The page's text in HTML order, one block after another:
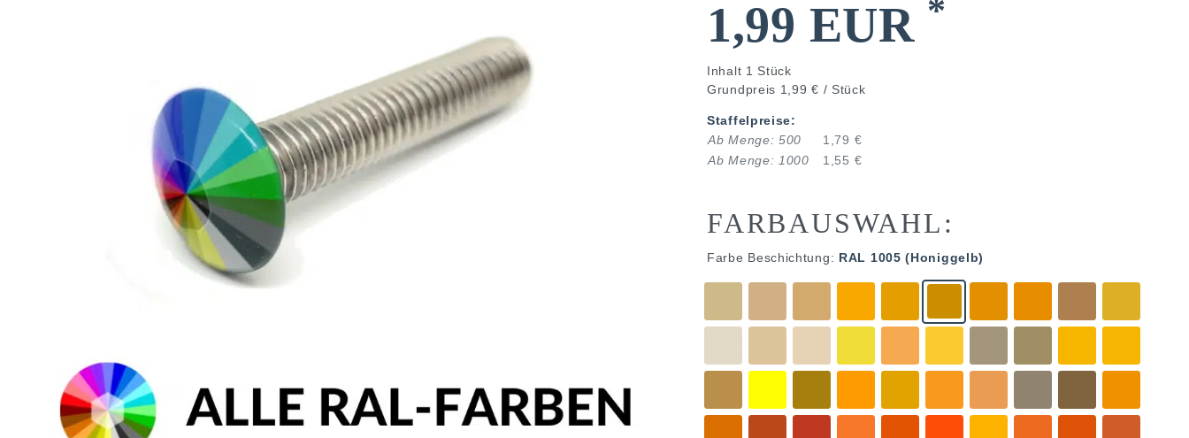
1,99 EUR *
Inhalt 1 Stück
Grundpreis 1,99 € / Stück
Staffelpreise:
Ab Menge: 500
1,79 €
Ab Menge: 1000
1,55 €
FARBAUSWAHL:
Farbe Beschichtung: RAL 1005 (Honiggelb)